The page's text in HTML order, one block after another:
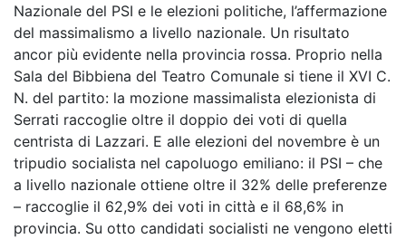
Nazionale del PSI e le elezioni politiche, l’affermazione
del massimalismo a livello nazionale. Un risultato
ancor più evidente nella provincia rossa. Proprio nella
Sala del Bibbiena del Teatro Comunale si tiene il XVI C.
N. del partito: la mozione massimalista elezionista di
Serrati raccoglie oltre il doppio dei voti di quella
centrista di Lazzari. E alle elezioni del novembre è un
tripudio socialista nel capoluogo emiliano: il PSI – che
a livello nazionale ottiene oltre il 32% delle preferenze
– raccoglie il 62,9% dei voti in città e il 68,6% in
provincia. Su otto candidati socialisti ne vengono eletti